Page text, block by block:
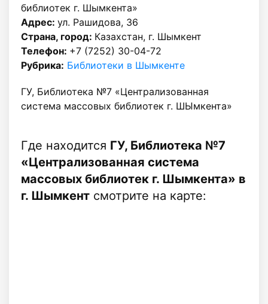
библиотек г. Шымкента»
Адрес: ул. Рашидова, 36
Страна, город: Казахстан, г. Шымкент
Телефон: +7 (7252) 30-04-72
Рубрика: Библиотеки в Шымкенте
ГУ, Библиотека №7 «Централизованная
система массовых библиотек г. ШЫмкента»
Где находится ГУ, Библиотека №7
«Централизованная система
массовых библиотек г. Шымкента» в
г. Шымкент смотрите на карте: